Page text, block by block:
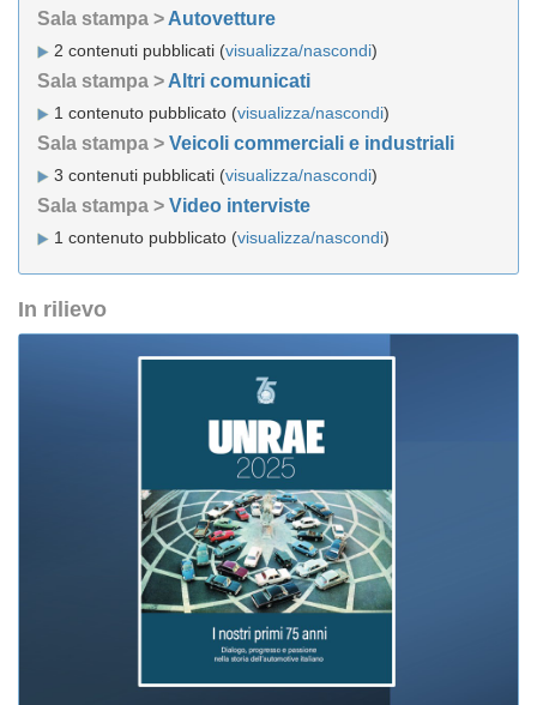
Sala stampa > Autovetture
2 contenuti pubblicati (visualizza/nascondi)
Sala stampa > Altri comunicati
1 contenuto pubblicato (visualizza/nascondi)
Sala stampa > Veicoli commerciali e industriali
3 contenuti pubblicati (visualizza/nascondi)
Sala stampa > Video interviste
1 contenuto pubblicato (visualizza/nascondi)
In rilievo